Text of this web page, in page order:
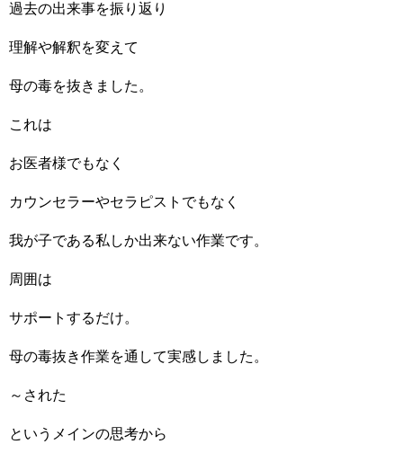
過去の出来事を振り返り
理解や解釈を変えて
母の毒を抜きました。
これは
お医者様でもなく
カウンセラーやセラピストでもなく
我が子である私しか出来ない作業です。
周囲は
サポートするだけ。
母の毒抜き作業を通して実感しました。
～された
というメインの思考から